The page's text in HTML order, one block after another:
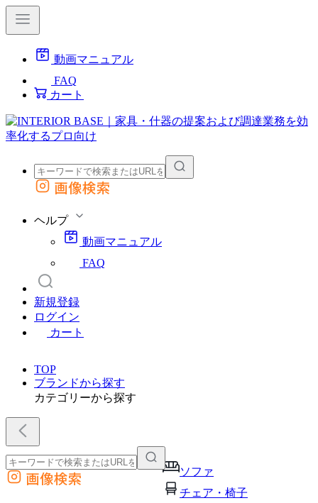
動画マニュアル
FAQ
カート
外部サイトの商品をカートに追加
画像検索
ヘルプ
動画マニュアル
FAQ
新規登録
ログイン
カート
TOP
ブランドから探す
カテゴリーから探す
ソファ
チェア・椅子
外部サイトの商品をカートに追加
他のサイトで見つけた商品ページのURLを貼り付けて、カートに追加できます
画像検索